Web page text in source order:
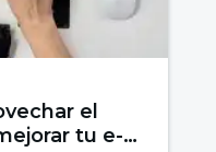
el
tu e-